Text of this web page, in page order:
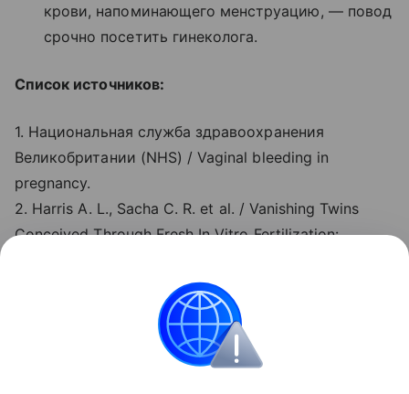
крови, напоминающего менструацию, — повод
срочно посетить гинеколога.
Список источников:
1. Национальная служба здравоохранения
Великобритании (NHS) / Vaginal bleeding in
pregnancy.
2. Harris A. L., Sacha C. R. et al. / Vanishing Twins
Conceived Through Fresh In Vitro Fertilization:
3. American college of obstetricians and
gynecologists (ACOG) / Bleeding During Pregnancy.
4. Harville E. W., Wilcox A. J., Baird D. D. / Vaginal
bleeding in very early pregnancy. Human